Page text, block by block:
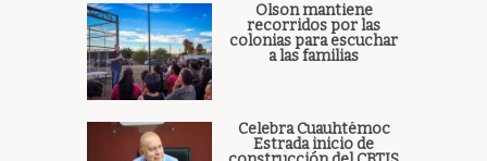
Olson mantiene
recorridos por las
colonias para escuchar
a las familias
Celebra Cuauhtémoc
Estrada inicio de